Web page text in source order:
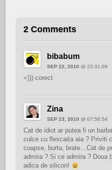
2 Comments
bibabum
SEP 22, 2010 @ 23:31:09
=))) corect
Zina
SEP 23, 2010 @ 07:56:54
Cat de idiot ar putea fi un
culce cu flescaita aia ? Priviti
coapse, burta, brate…Cat de
admira ? Si ce admira ? Doua
adica de silicon!